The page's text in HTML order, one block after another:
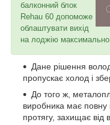
балконний блок
Rehau 60 допоможе
облаштувати вихід
на лоджію
Дане рішення
пропускає холод і
До того ж,
виробника має повну
протягу, захищає від